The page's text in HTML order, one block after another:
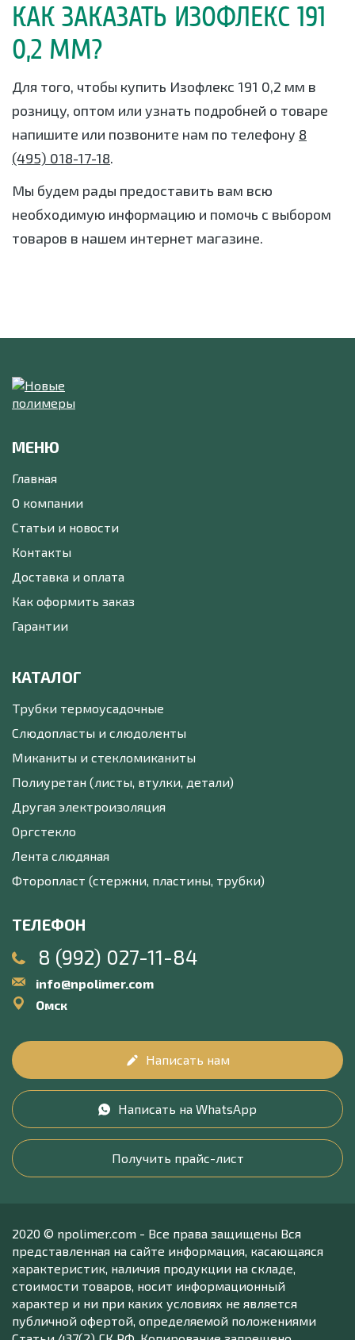
КАК ЗАКАЗАТЬ ИЗОФЛЕКС 191
0,2 ММ?
Для того, чтобы купить Изофлекс 191 0,2 мм в
розницу, оптом или узнать подробней о товаре
напишите или позвоните нам по телефону 8
(495) 018-17-18.
Мы будем рады предоставить вам всю
необходимую информацию и помочь с выбором
товаров в нашем интернет магазине.
МЕНЮ
Главная
О компании
Статьи и новости
Контакты
Доставка и оплата
Как оформить заказ
Гарантии
КАТАЛОГ
Трубки термоусадочные
Слюдопласты и слюдоленты
Миканиты и стекломиканиты
Полиуретан (листы, втулки, детали)
Другая электроизоляция
Оргстекло
Лента слюдяная
Фторопласт (стержни, пластины, трубки)
ТЕЛЕФОН
8 (992) 027-11-84
info@npolimer.com
Омск
Написать нам
Написать на WhatsApp
Получить прайс-лист
2020 © npolimer.com - Все права защищены Вся
представленная на сайте информация, касающаяся
характеристик, наличия продукции на складе,
стоимости товаров, носит информационный
характер и ни при каких условиях не является
публичной офертой, определяемой положениями